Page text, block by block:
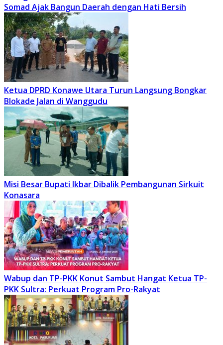
Somad Ajak Bangun Daerah dengan Hati Bersih
Ketua DPRD Konawe Utara Turun Langsung Bongkar
Blokade Jalan di Wanggudu
Misi Besar Bupati Ikbar Dibalik Pembangunan Sirkuit
Konasara
Wabup dan TP-PKK Konut Sambut Hangat Ketua TP-
PKK Sultra: Perkuat Program Pro-Rakyat